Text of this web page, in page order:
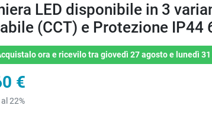
LED disponibile in 3
(CCT) e Protezione IP44
ora e ricevilotragiovedì 27 agostoe lunedì
€
22%